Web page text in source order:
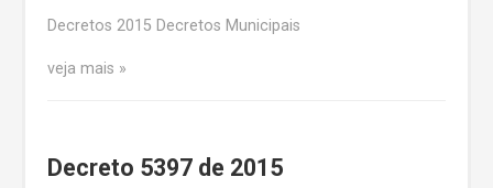
Decretos 2015 Decretos Municipais
veja mais
Decreto 5397 de 2015